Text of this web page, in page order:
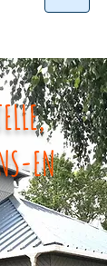
EN